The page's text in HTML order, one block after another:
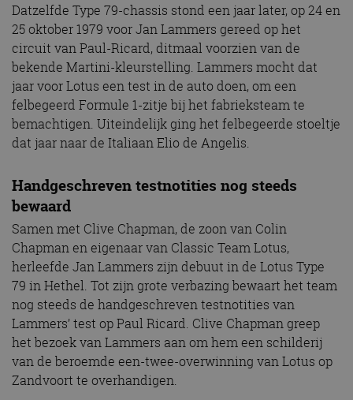
Datzelfde Type 79-chassis stond een jaar later, op 24 en
25 oktober 1979 voor Jan Lammers gereed op het
circuit van Paul-Ricard, ditmaal voorzien van de
bekende Martini-kleurstelling. Lammers mocht dat
jaar voor Lotus een test in de auto doen, om een
felbegeerd Formule 1-zitje bij het fabrieksteam te
bemachtigen. Uiteindelijk ging het felbegeerde stoeltje
dat jaar naar de Italiaan Elio de Angelis.
Handgeschreven testnotities nog steeds
bewaard
Samen met Clive Chapman, de zoon van Colin
Chapman en eigenaar van Classic Team Lotus,
herleefde Jan Lammers zijn debuut in de Lotus Type
79 in Hethel. Tot zijn grote verbazing bewaart het team
nog steeds de handgeschreven testnotities van
Lammers’ test op Paul Ricard. Clive Chapman greep
het bezoek van Lammers aan om hem een schilderij
van de beroemde een-twee-overwinning van Lotus op
Zandvoort te overhandigen.